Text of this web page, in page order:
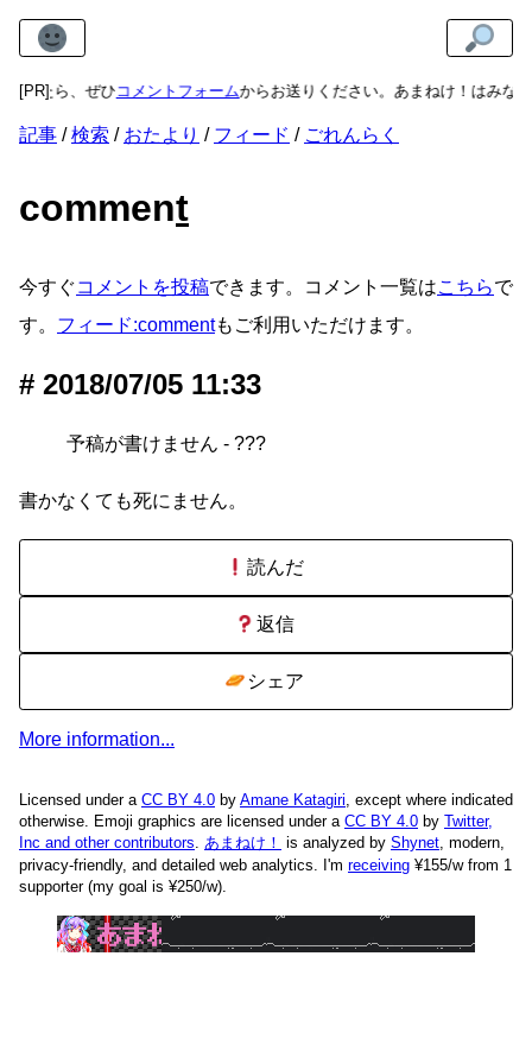
[PR]
したら、ぜひコメントフォームからお送りください。あまねけ！はみな
記事 検索 おたより フィード ごれんらく
comment
今すぐコメントを投稿できます。コメント一覧はこちらで
す。 フィード:commentもご利用いただけます。
2018/07/05 11:33
予稿が書けません - ???
書かなくても死にません。
読んだ
返信
シェア
More information...
Licensed under a CC BY 4.0 by Amane Katagiri, except where indicated
otherwise. Emoji graphics are licensed under a CC BY 4.0 by Twitter,
Inc and other contributors. あまねけ！ is analyzed by Shynet, modern,
privacy-friendly, and detailed web analytics. I'm receiving ¥155/w from 1
supporter (my goal is ¥250/w).